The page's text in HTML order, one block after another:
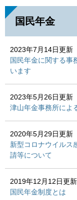
国民年金
2023年7月14日更新
国民年金に関する事
います
2023年5月26日更新
津山年金事務所によ
2020年5月29日更新
新型コロナウイルス
請等について
2019年12月12日更新
国民年金制度とは